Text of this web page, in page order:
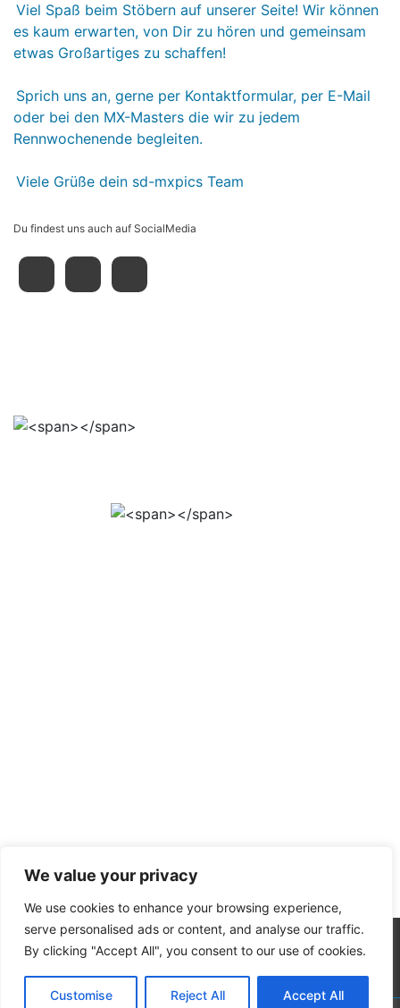
We value your privacy
We use cookies to enhance your browsing experience,
serve personalised ads or content, and analyse our traffic.
By clicking "Accept All", you consent to our use of cookies.
Customise Reject All Accept All
Viel Spaß beim Stöbern auf unserer Seite! Wir können
es kaum erwarten, von Dir zu hören und gemeinsam
etwas Großartiges zu schaffen!
Sprich uns an, gerne per Kontaktformular, per E-Mail
oder bei den MX-Masters die wir zu jedem
Rennwochenende begleiten.
Viele Grüße dein sd-mxpics Team
Du findest uns auch auf SocialMedia